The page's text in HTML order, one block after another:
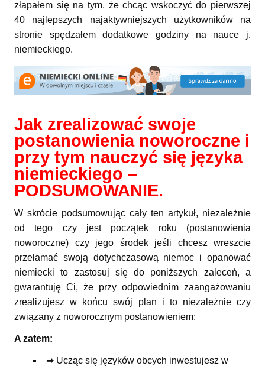
złapałem się na tym, że chcąc wskoczyć do pierwszej
40 najlepszych najaktywniejszych użytkowników na
stronie spędzałem dodatkowe godziny na nauce j.
niemieckiego.
Jak zrealizować swoje
postanowienia noworoczne i
przy tym nauczyć się języka
niemieckiego –
PODSUMOWANIE.
W skrócie podsumowując cały ten artykuł, niezależnie
od tego czy jest początek roku (postanowienia
noworoczne) czy jego środek jeśli chcesz wreszcie
przełamać swoją dotychczasową niemoc i opanować
niemiecki to zastosuj się do poniższych zaleceń, a
gwarantuję Ci, że przy odpowiednim zaangażowaniu
zrealizujesz w końcu swój plan i to niezależnie czy
związany z noworocznym postanowieniem:
A zatem:
➡ Ucząc się języków obcych inwestujesz w